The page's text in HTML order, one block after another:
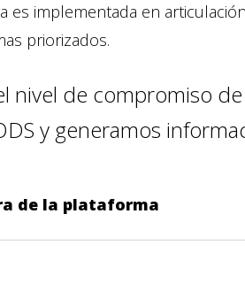
es implementada en
priorizados.
nivel de compromiso
y generamos
de la plataforma